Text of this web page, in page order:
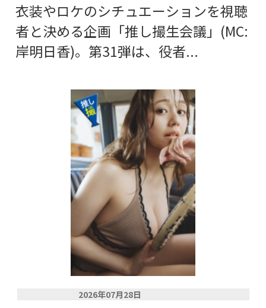
衣装やロケのシチュエーションを視聴
者と決める企画「推し撮生会議」(MC:
岸明日香)。第31弾は、役者...
2026年07月28日